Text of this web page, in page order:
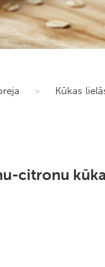
> Kūkas
citronu